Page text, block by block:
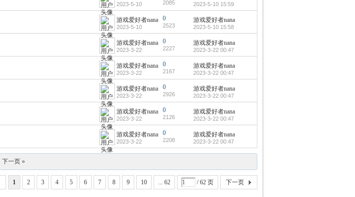
2023-5-10 2085 2023-5-10 15:59
游戏爱好者nana
2023-5-10
0
2523
游戏爱好者nana
2023-5-10 15:58
游戏爱好者nana
2023-3-22
0
2227
游戏爱好者nana
2023-3-22 00:47
游戏爱好者nana
2023-3-22
0
2167
游戏爱好者nana
2023-3-22 00:47
游戏爱好者nana
2023-3-22
0
2926
游戏爱好者nana
2023-3-22 00:47
游戏爱好者nana
2023-3-22
0
2126
游戏爱好者nana
2023-3-22 00:47
游戏爱好者nana
2023-3-22
0
2208
游戏爱好者nana
2023-3-22 00:47
下一页 »
1 2 3 4 5 6 7 8 9 10 ... 62 / 62 页 下一页